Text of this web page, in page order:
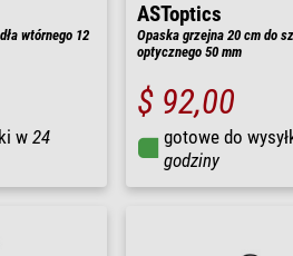
wtórnego 12
w 24
ASToptics
Opaska grzejna 20 cm do
optycznego 50 mm
$ 92,00
gotowe do
godziny